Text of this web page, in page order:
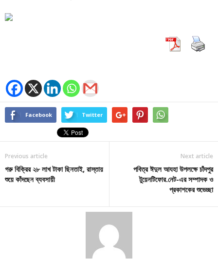
Facebook Twitter
Previous article
গরু বিক্রির ২৮ লাখ টাকা ছিনতাই, রাস্তায়
শুয়ে কাঁদছেন ব্যবসায়ী
Next article
পবিত্র ঈদুল আযহা উপলক্ষে চাঁদপুর
টুয়েনটিফোর.নেট-এর সম্পাদক ও
প্রকাশকের শুভেচ্ছা